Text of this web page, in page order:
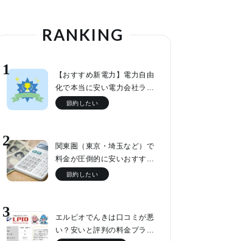
RANKING
1
【おすすめ新電力】電力自由
化で本当に安い電力会社ラ…
節約したい
2
関東圏（東京・埼玉など）で
料金が圧倒的に安いおすす…
節約したい
3
エルピオでんきは口コミが悪
い？安いと評判の料金プラ…